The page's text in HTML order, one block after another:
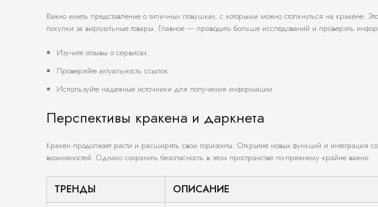
Важно иметь представление о типичных ловушках, с которыми можно столкнуться на кракене.
покупки за виртуальные товары. Главное — проводить больше исследований и проверять
Изучите отзывы о сервисах.
Проверяйте актуальность ссылок.
Используйте надежные источники для получения информации.
Перспективы кракена и даркнета
Кракен продолжает расти и расширять свои горизонты. Открытие новых функций и интеграция
возможностей. Однако сохранить безопасность в этом пространстве по-прежнему крайне важно.
ТРЕНДЫ ОПИСАНИЕ